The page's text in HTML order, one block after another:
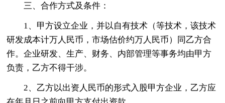
三、合作方式及条件：
1、甲方设立企业，并以自有技术（等技术，该技术
研发成本计万人民币，市场估价约万人民币）同乙方合
作。企业研发、生产、财务、内部管理等事务均由甲方
负责，乙方不得干涉。
2、乙方以出资人民币的形式入股甲方企业，乙方应